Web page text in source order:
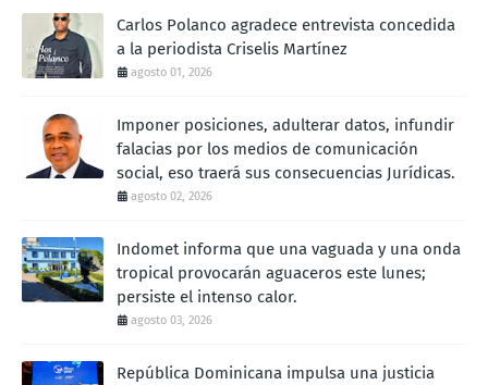
Carlos Polanco agradece entrevista concedida
a la periodista Criselis Martínez
agosto 01, 2026
Imponer posiciones, adulterar datos, infundir
falacias por los medios de comunicación
social, eso traerá sus consecuencias Jurídicas.
agosto 02, 2026
Indomet informa que una vaguada y una onda
tropical provocarán aguaceros este lunes;
persiste el intenso calor.
agosto 03, 2026
República Dominicana impulsa una justicia